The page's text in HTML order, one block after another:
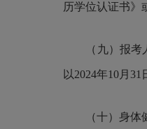
历学位认证书》
（九）报
以2024年10月31
（十）身